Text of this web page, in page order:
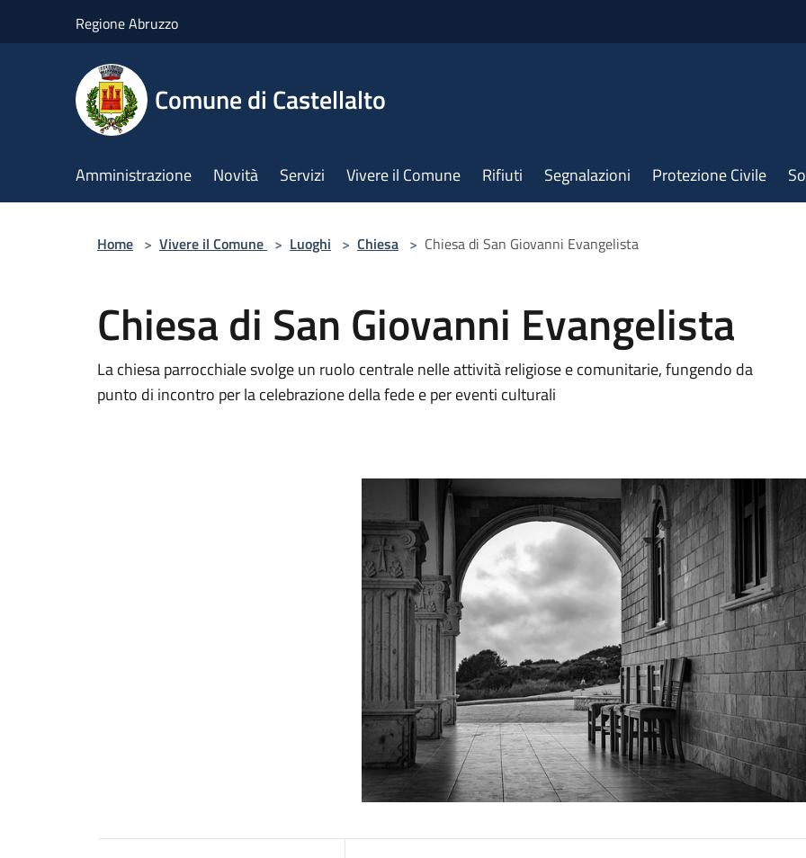
Regione Abruzzo
Comune di Castellalto
Amministrazione Novità Servizi Vivere il Comune Rifiuti Segnalazioni Protezione Civile
Home > Vivere il Comune > Luoghi > Chiesa > Chiesa di San Giovanni Evangelista
Chiesa di San Giovanni Evangelista
La chiesa parrocchiale svolge un ruolo centrale nelle attività religiose e comunitarie, fungendo da
punto di incontro per la celebrazione della fede e per eventi culturali